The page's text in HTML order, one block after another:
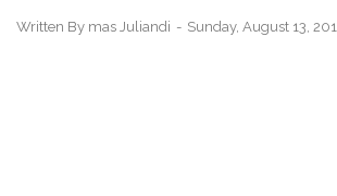
Written By mas Juliandi Sunday, August 13,